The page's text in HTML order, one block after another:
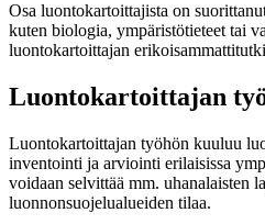
Osa luontokartoittajista on
kuten biologia, ympäristötieteet tai
luontokartoittajan
Luontokartoittajan
Luontokartoittajan työhön kuuluu
inventointi ja arviointi erilaisissa
voidaan selvittää mm. uhanalaisten
luonnonsuojelualueiden tilaa.